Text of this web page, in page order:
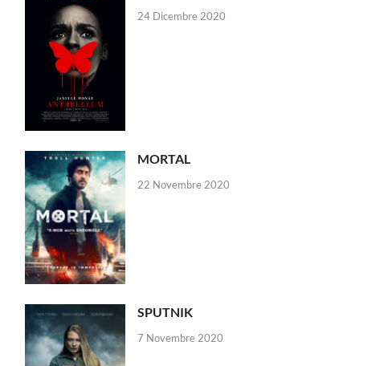
24 Dicembre 2020
MORTAL
22 Novembre 2020
SPUTNIK
7 Novembre 2020